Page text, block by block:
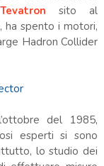
Tevatron sito al
ha spento i motori,
Hadron Collider
del 1985,
esperti si sono
lo studio dei